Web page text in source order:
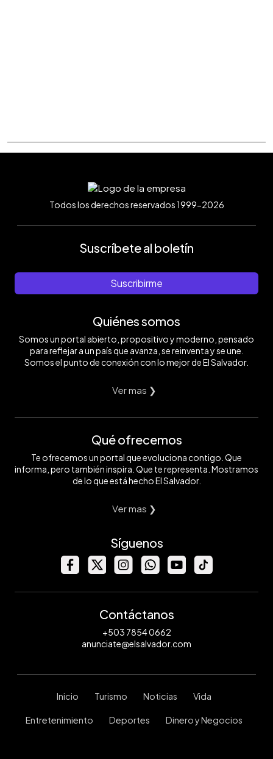
Todos los derechos reservados 1999-2026
Suscríbete al boletín
Suscribirme
Quiénes somos
Somos un portal abierto, propositivo y moderno, pensado
para reflejar a un país que avanza, se reinventa y se une.
Somos el punto de conexión con lo mejor de El Salvador.
Ver mas ❯
Qué ofrecemos
Te ofrecemos un portal que evoluciona contigo. Que
informa, pero también inspira. Que te representa. Mostramos
de lo que está hecho El Salvador.
Ver mas ❯
Síguenos
Contáctanos
+503 7854 0662
anunciate@elsalvador.com
Inicio Turismo Noticias Vida
Entretenimiento Deportes Dinero y Negocios